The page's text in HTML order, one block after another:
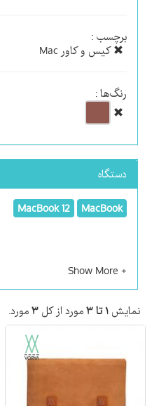
برچسب :
کیس و کاور Mac
رنگ‌ها :
دستگاه
MacBook
MacBook 12
نمایش ۱ تا ۳ مورد از کل ۳ مورد.